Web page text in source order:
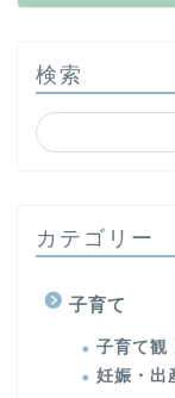
検索
カテゴリー
子育て
子育て観
妊娠・出